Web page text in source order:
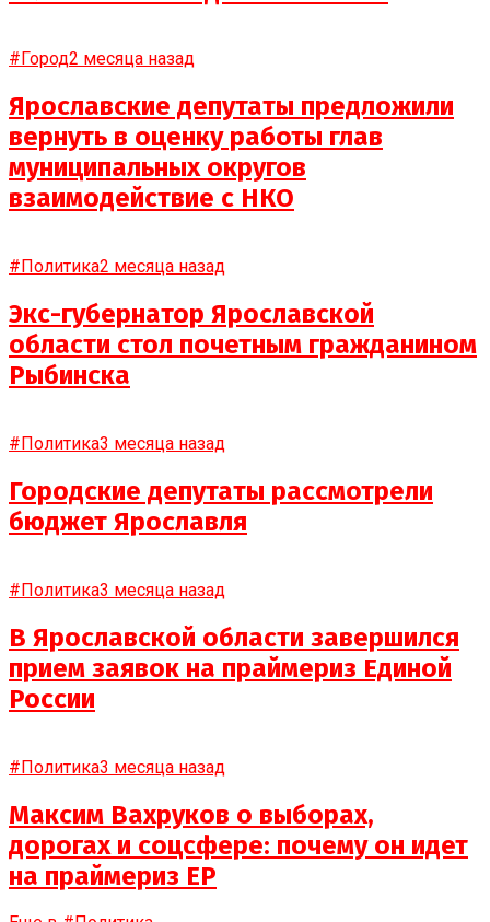
#Город2 месяца назад
Ярославские депутаты предложили
вернуть в оценку работы глав
муниципальных округов
взаимодействие с НКО
#Политика2 месяца назад
Экс-губернатор Ярославской
области стол почетным гражданином
Рыбинска
#Политика3 месяца назад
Городские депутаты рассмотрели
бюджет Ярославля
#Политика3 месяца назад
В Ярославской области завершился
прием заявок на праймериз Единой
России
#Политика3 месяца назад
Максим Вахруков о выборах,
дорогах и соцсфере: почему он идет
на праймериз ЕР